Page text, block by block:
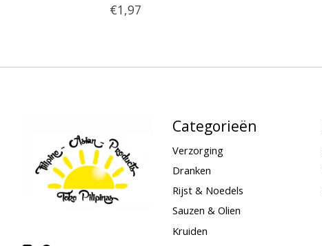
€1,97
Categorieën
Verzorging
Dranken
Rijst & Noedels
Sauzen & Olien
Kruiden